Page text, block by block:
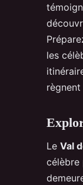
les
Le Val
célèbre